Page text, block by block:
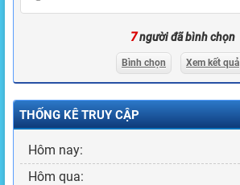
7người đã bình chọn
Bình chọn Xem kết quả
THỐNG KÊ TRUY CẬP
Hôm nay:
Hôm qua: